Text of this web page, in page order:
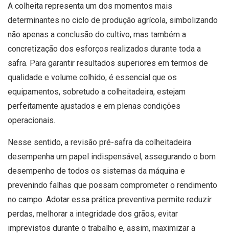
A colheita representa um dos momentos mais
determinantes no ciclo de produção agrícola, simbolizando
não apenas a conclusão do cultivo, mas também a
concretização dos esforços realizados durante toda a
safra. Para garantir resultados superiores em termos de
qualidade e volume colhido, é essencial que os
equipamentos, sobretudo a colheitadeira, estejam
perfeitamente ajustados e em plenas condições
operacionais.
Nesse sentido, a revisão pré-safra da colheitadeira
desempenha um papel indispensável, assegurando o bom
desempenho de todos os sistemas da máquina e
prevenindo falhas que possam comprometer o rendimento
no campo. Adotar essa prática preventiva permite reduzir
perdas, melhorar a integridade dos grãos, evitar
imprevistos durante o trabalho e, assim, maximizar a